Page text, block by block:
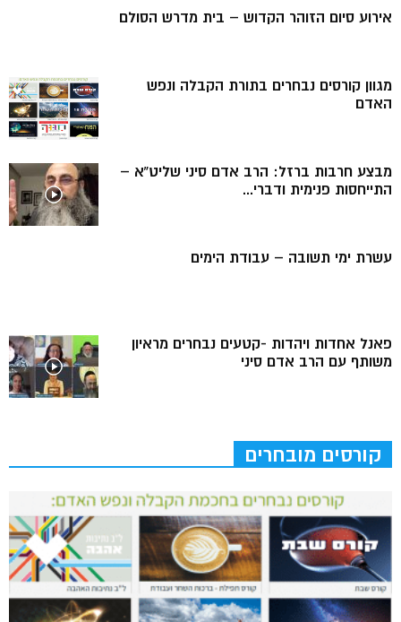
אירוע סיום הזוהר הקדוש – בית מדרש הסולם
מגוון קורסים נבחרים בתורת הקבלה ונפש
האדם
מבצע חרבות ברזל: הרב אדם סיני שליט”א –
התייחסות פנימית ודברי...
עשרת ימי תשובה – עבודת הימים
פאנל אחדות ויהדות -קטעים נבחרים מראיון
משותף עם הרב אדם סיני
קורסים מובחרים